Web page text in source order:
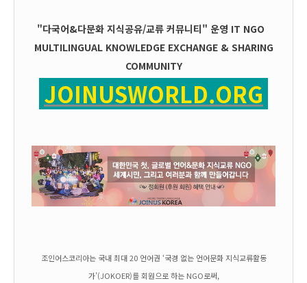
"다국어&다문화 지식공유/교류 커뮤니티" 운영 IT NGO
MULTILINGUAL KNOWLEDGE EXCHANGE & SHARING
COMMUNITY
JOINUSWORLD.ORG
조인어스코리아는 국내 최대 20 언어권 ‘국경 없는 언어문화 지식교류활동
가’(JOKOER)를 회원으로 하는 NGO로써,